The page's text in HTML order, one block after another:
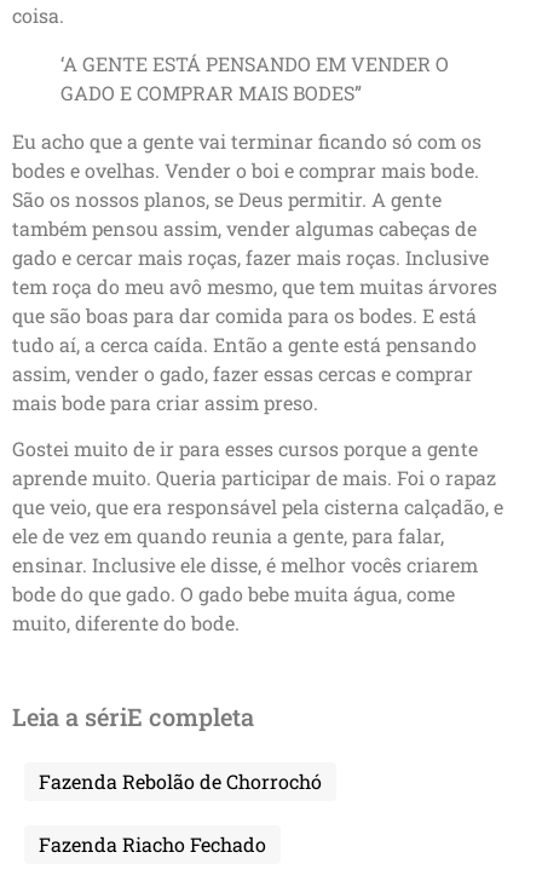
coisa.
‘A GENTE ESTÁ PENSANDO EM VENDER O
GADO E COMPRAR MAIS BODES”
Eu acho que a gente vai terminar ficando só com os
bodes e ovelhas. Vender o boi e comprar mais bode.
São os nossos planos, se Deus permitir. A gente
também pensou assim, vender algumas cabeças de
gado e cercar mais roças, fazer mais roças. Inclusive
tem roça do meu avô mesmo, que tem muitas árvores
que são boas para dar comida para os bodes. E está
tudo aí, a cerca caída. Então a gente está pensando
assim, vender o gado, fazer essas cercas e comprar
mais bode para criar assim preso.
Gostei muito de ir para esses cursos porque a gente
aprende muito. Queria participar de mais. Foi o rapaz
que veio, que era responsável pela cisterna calçadão, e
ele de vez em quando reunia a gente, para falar,
ensinar. Inclusive ele disse, é melhor vocês criarem
bode do que gado. O gado bebe muita água, come
muito, diferente do bode.
Leia a sériE completa
Fazenda Rebolão de Chorrochó
Fazenda Riacho Fechado